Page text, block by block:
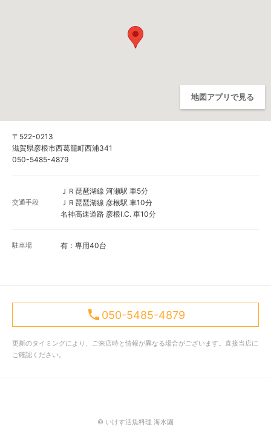
地図アプリで見る
〒522-0213
滋賀県彦根市西葛籠町西浦341
050-5485-4879
交通手段
ＪＲ琵琶湖線 河瀬駅 車5分
ＪＲ琵琶湖線 彦根駅 車10分
名神高速道路 彦根I.C. 車10分
駐車場 有：専用40台
050-5485-4879
更新のタイミングにより、ご来店時と情報が異なる場合がございます。直接当店に
ご確認ください。
© いけす活魚料理 海水園